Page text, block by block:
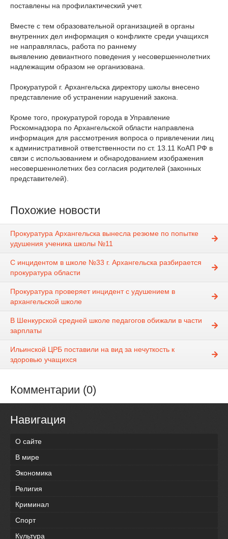
поставлены на профилактический учет.
Вместе с тем образовательной организацией в органы
внутренних дел информация о конфликте среди учащихся
не направлялась, работа по раннему
выявлению девиантного поведения у несовершеннолетних
надлежащим образом не организована.
Прокуратурой г. Архангельска директору школы внесено
представление об устранении нарушений закона.
Кроме того, прокуратурой города в Управление
Роскомнадзора по Архангельской области направлена
информация для рассмотрения вопроса о привлечении лиц
к административной ответственности по ст. 13.11 КоАП РФ в
связи с использованием и обнародованием изображения
несовершеннолетних без согласия родителей (законных
представителей).
Похожие новости
Прокуратура Архангельска вынесла резюме по попытке
удушения ученика школы №11
С инцидентом в школе №33 г. Архангельска разбирается
прокуратура области
Прокуратура проверяет инцидент с удушением в
архангельской школе
В Шенкурской средней школе педагогов обижали в части
зарплаты
Ильинской ЦРБ поставили на вид за нечуткость к
здоровью учащихся
Комментарии (0)
Навигация
О сайте
В мире
Экономика
Религия
Криминал
Спорт
Культура